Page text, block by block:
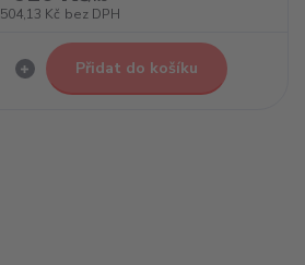
504,13 Kč bez DPH
Přidat do košíku